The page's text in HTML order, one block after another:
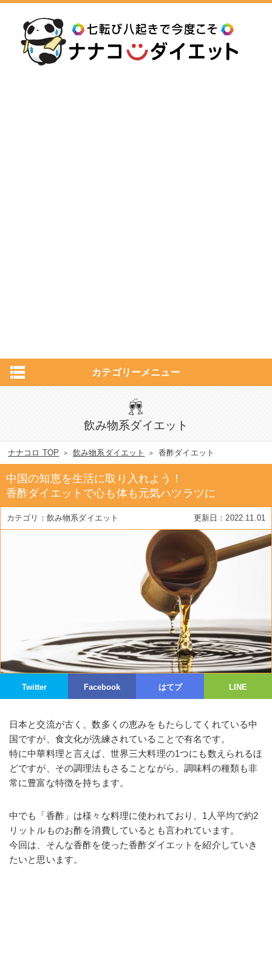
カテゴリーメニュー
飲み物系ダイエット
ナナコロ TOP 飲み物系ダイエット 香酢ダイエット
中国の知恵を生活に取り入れよう！
香酢ダイエットで心も体も元気ハツラツに
飲み物系ダイエット 2022.11.01
Twitter Facebook はてブ LINE
日本と交流が古く、数多くの恵みをもたらしてくれている中
国ですが、食文化が洗練されていることで有名です。
特に中華料理と言えば、世界三大料理の1つにも数えられるほ
どですが、その調理法もさることながら、調味料の種類も非
常に豊富な特徴を持ちます。
中でも「香酢」は様々な料理に使われており、1人平均で約2
リットルものお酢を消費しているとも言われています。
今回は、そんな香酢を使った香酢ダイエットを紹介していき
たいと思います。